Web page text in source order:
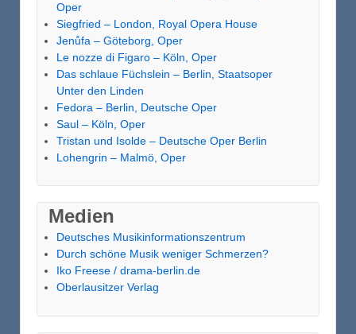
Oper
Siegfried – London, Royal Opera House
Jenůfa – Göteborg, Oper
Le nozze di Figaro – Köln, Oper
Das schlaue Füchslein – Berlin, Staatsoper
Unter den Linden
Fedora – Berlin, Deutsche Oper
Saul – Köln, Oper
Tristan und Isolde – Deutsche Oper Berlin
Lohengrin – Malmö, Oper
Medien
Deutsches Musikinformationszentrum
Durch schöne Musik weniger Schmerzen?
Iko Freese / drama-berlin.de
Oberlausitzer Verlag